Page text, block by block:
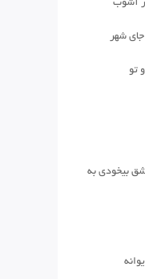
آشوب
شهر
تو
بیخودی به